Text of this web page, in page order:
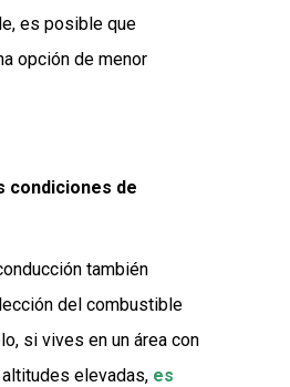
es posible que
opción de menor
condiciones de
también
del combustible
si vives en un área con
elevadas, es